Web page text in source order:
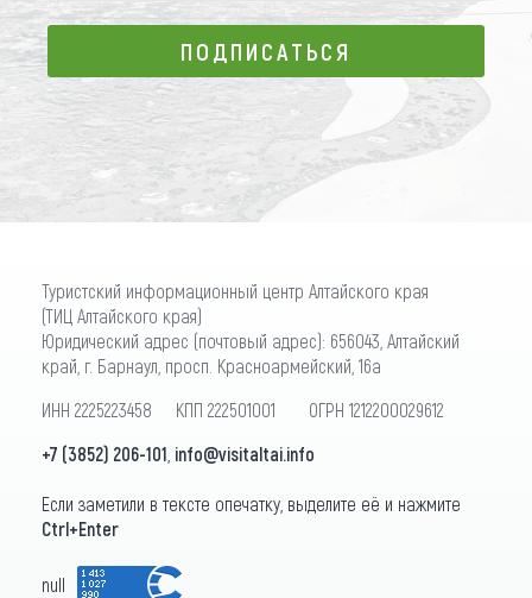
ПОДПИСАТЬСЯ
ПОДПИСАТЬСЯ
Туристский информационный центр Алтайского края
(ТИЦ Алтайского края)
Юридический адрес (почтовый адрес): 656043, Алтайский
край, г. Барнаул, просп. Красноармейский, 16а
ИНН 2225223458 КПП 222501001 ОГРН 1212200029612
+7 (3852) 206-101 info@visitaltai.info
Если заметили в тексте опечатку, выделите её и нажмите
Ctrl+Enter
null